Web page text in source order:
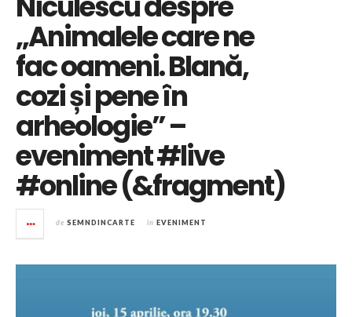
„Animalele care ne
fac oameni. Blană,
cozi și pene în
arheologie” –
eveniment #live
#online (&fragment)
de SEMNDINCARTE în EVENIMENT